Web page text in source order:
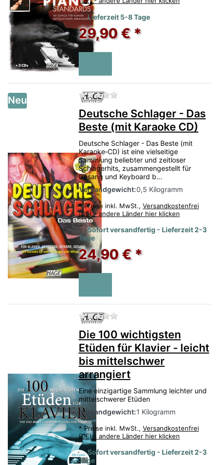
Lieferzeit 5-8 Tage
29,90 € *
Neu Zu diesem Produkt liegen
Deutsche Schlager - Das
Beste (mit Karaoke CD)
Deutsche Schlager - Das Beste (mit
Karaoke‑CD) ist eine vielseitige
Sammlung beliebter und zeitloser
Schlagerhits, zusammengestellt für
Gesang und Keyboard b...
Versandgewicht:0,5 Kilogramm
* Preise inkl. MwSt., Versandkostenfrei
(DE) - andere Länder hier klicken
Sofort versandfertig - Lieferzeit 2-3
Tage
24,90 € *
Zu diesem Produkt liegen
Die 100 wichtigsten
Etüden für Klavier - leicht
bis mittelschwer
arrangiert
Eine einzigartige Sammlung leichter und
mittelschwerer Etüden
Versandgewicht:1 Kilogramm
* Preise inkl. MwSt., Versandkostenfrei
(DE) - andere Länder hier klicken
Sofort versandfertig - Lieferzeit 2-3
Tage